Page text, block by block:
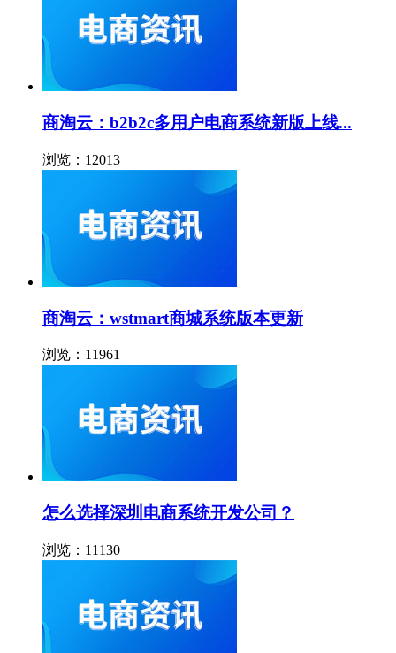
商淘云：b2b2c多用户电商系统新版上线...
浏览：12013
商淘云：wstmart商城系统版本更新
浏览：11961
怎么选择深圳电商系统开发公司？
浏览：11130